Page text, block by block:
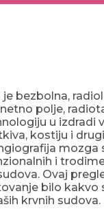
je bezbolna,
polje,
u izdradi
kostiju i
mozga
i
Ovaj
bilo kakvo
krvnih sudova.